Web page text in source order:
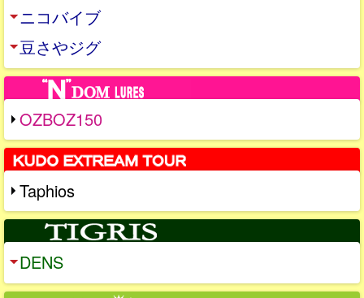
ニコバイブ
豆さやジグ
OZBOZ150
Taphios
DENS